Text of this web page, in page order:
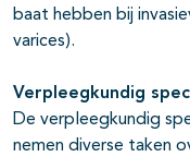
baat hebben bij
varices).
Verpleegkundig
De verpleegkundig
nemen diverse taken